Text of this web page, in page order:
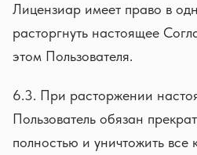
Лицензиар имеет право в
расторгнуть настоящее
этом Пользователя.
6.3. При расторжении
Пользователь обязан
полностью и уничтожить